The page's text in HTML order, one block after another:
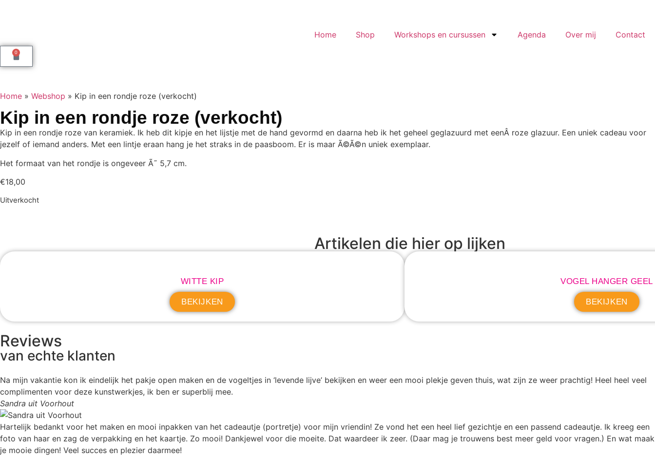
Home Shop Workshops en cursussen Agenda Over mij Contact
0
Home » Webshop » Kip in een rondje roze (verkocht)
Kip in een rondje roze (verkocht)
Kip in een rondje roze van keramiek. Ik heb dit kipje en het lijstje met de hand gevormd en daarna heb ik het geheel geglazuurd met eenÂ roze glazuur. Een uniek cadeau voor
jezelf of iemand anders. Met een lintje eraan hang je het straks in de paasboom. Er is maar Ã©Ã©n uniek exemplaar.
Het formaat van het rondje is ongeveer Ã˜ 5,7 cm.
€18,00
Uitverkocht
Artikelen die hier op lijken
WITTE KIP
BEKIJKEN
VOGEL HANGER GEEL
BEKIJKEN
Reviews
van echte klanten
Na mijn vakantie kon ik eindelijk het pakje open maken en de vogeltjes in ‘levende lijve’ bekijken en weer een mooi plekje geven thuis, wat zijn ze weer prachtig! Heel heel veel
complimenten voor deze kunstwerkjes, ik ben er superblij mee.
Sandra uit Voorhout
Hartelijk bedankt voor het maken en mooi inpakken van het cadeautje (portretje) voor mijn vriendin! Ze vond het een heel lief gezichtje en een passend cadeautje. Ik kreeg een
foto van haar en zag de verpakking en het kaartje. Zo mooi! Dankjewel voor die moeite. Dat waardeer ik zeer. (Daar mag je trouwens best meer geld voor vragen.) En wat maak
je mooie dingen! Veel succes en plezier daarmee!